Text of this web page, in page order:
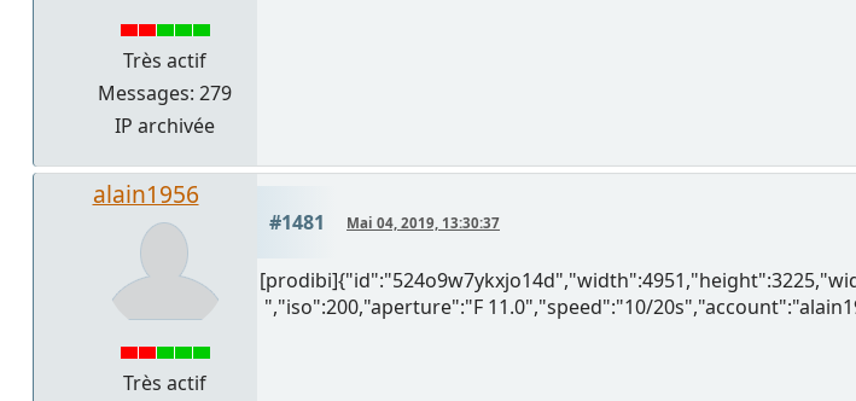
Très actif
Messages: 279
IP archivée
alain1956
Très actif
#1481 Mai 04, 2019, 13:30:37
","iso":200,"aperture":"F 11.0","speed":"10/